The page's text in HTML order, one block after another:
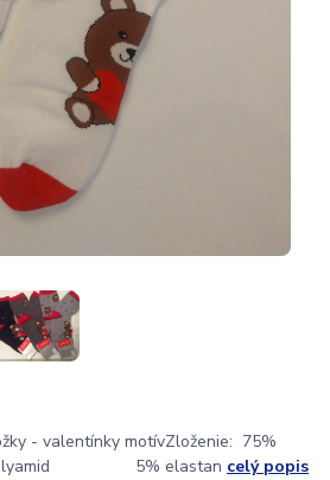
- valentínky motívZloženie: 75%
5% elastan celý popis